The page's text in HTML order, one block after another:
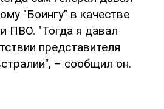
"Боингу" в качестве
ПВО. "Тогда я давал
представителя
– сообщил он.